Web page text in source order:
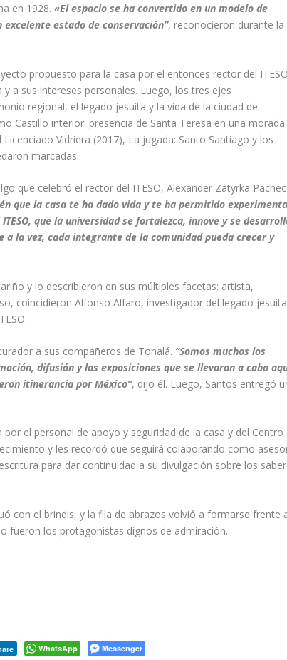
en 1928. «El espacio se ha convertido en un modelo de
estado de conservación”, reconocieron durante la
propuesto para la casa por el entonces rector del
a sus intereses personales. Luego, los tres ejes
regional, el legado jesuita y la vida de la ciudad de
Castillo interior: presencia de Santa Teresa en una
Vidriera (2017), La jugada: Santo Santiago y los
marcadas.
que celebró el rector del ITESO, Alexander Zatyrka
que la casa te ha dado vida y te ha permitido
que la universidad se fortalezca, innove y se
la vez, cada integrante de la comunidad pueda crecer y
y lo describieron en sus múltiples facetas: artista,
coincidieron Alfonso Alfaro, investigador del legado
a sus compañeros de Tonalá. “Somos muchos los
difusión y las exposiciones que se llevaron a cabo
itinerancia por México”, dijo él. Luego, Santos entregó
el personal de apoyo y seguridad de la casa y del Centro
y les recordó que seguirá colaborando como
para dar continuidad a su divulgación sobre los
con el brindis, y la fila de abrazos volvió a formarse frente
fueron los protagonistas dignos de admiración.
WhatsApp Messenger